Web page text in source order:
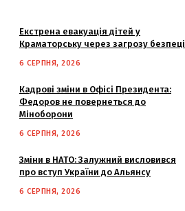
Екстрена евакуація дітей у
Краматорську через загрозу безпеці
6 СЕРПНЯ, 2026
Кадрові зміни в Офісі Президента:
Федоров не повернеться до
Міноборони
6 СЕРПНЯ, 2026
Зміни в НАТО: Залужний висловився
про вступ України до Альянсу
6 СЕРПНЯ, 2026